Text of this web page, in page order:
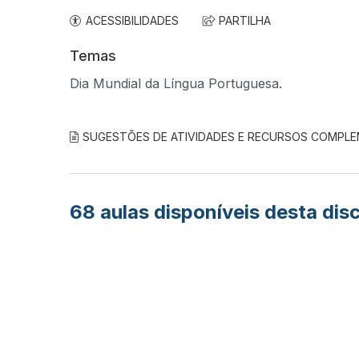
ACESSIBILIDADES PARTILHA
Temas
Dia Mundial da Língua Portuguesa.
SUGESTÕES DE ATIVIDADES E RECURSOS
68 aulas disponíveis desta